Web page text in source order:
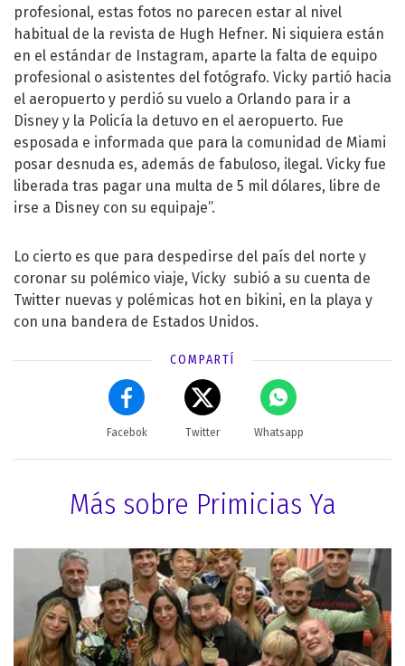
profesional, estas fotos no parecen estar al nivel
habitual de la revista de Hugh Hefner. Ni siquiera están
en el estándar de Instagram, aparte la falta de equipo
profesional o asistentes del fotógrafo. Vicky partió hacia
el aeropuerto y perdió su vuelo a Orlando para ir a
Disney y la Policía la detuvo en el aeropuerto. Fue
esposada e informada que para la comunidad de Miami
posar desnuda es, además de fabuloso, ilegal. Vicky fue
liberada tras pagar una multa de 5 mil dólares, libre de
irse a Disney con su equipaje”.
Lo cierto es que para despedirse del país del norte y
coronar su polémico viaje, Vicky subió a su cuenta de
Twitter nuevas y polémicas hot en bikini, en la playa y
con una bandera de Estados Unidos.
COMPARTÍ
Facebok Twitter Whatsapp
Más sobre Primicias Ya